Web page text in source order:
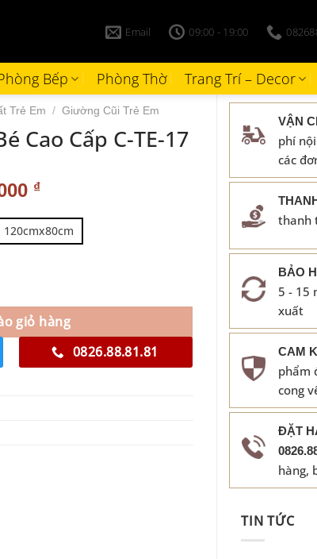
Email 09:00 - 19:00
Bếp Phòng Thờ Trang Trí – Decor
VẬN
phí
các
thanh
BẢO
5 - 15
xuất
CAM
phẩm
cong
ĐẶT
hàng,
TIN TỨC
Trẻ Em / Giường Cũi Trẻ Em
Cao Cấp C-TE-17
₫
120cmx80cm
giỏ hàng
0826.88.81.81